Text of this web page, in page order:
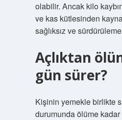
olabilir. Ancak kilo
ve kas kütlesinden
sağlıksız ve
Açlıktan
gün sürer?
Kişinin yemekle birlikte
durumunda ölüme